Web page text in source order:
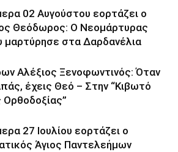
02 Αυγούστου εορτάζει ο
Θεόδωρος: Ο Νεομάρτυρας
μαρτύρησε στα Δαρδανέλια
Αλέξιος Ξενοφωντινός: Όταν
έχεις Θεό – Στην “Κιβωτό
Ορθοδοξίας”
27 Ιουλίου εορτάζει ο
Άγιος Παντελεήμων